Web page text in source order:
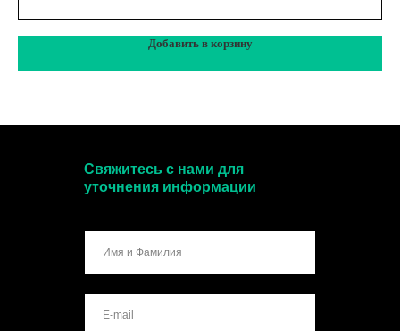
Добавить в корзину
Свяжитесь с нами для
уточнения информации